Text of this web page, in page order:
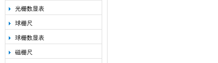
光栅数显表
球栅尺
球栅数显表
磁栅尺